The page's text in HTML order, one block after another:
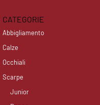
CATEGORIE
Abbigliamento
Calze
Occhiali
Scarpe
Junior